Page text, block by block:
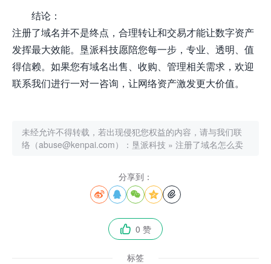
结论：
注册了域名并不是终点，合理转让和交易才能让数字资产
发挥最大效能。垦派科技愿陪您每一步，专业、透明、值
得信赖。如果您有域名出售、收购、管理相关需求，欢迎
联系我们进行一对一咨询，让网络资产激发更大价值。
未经允许不得转载，若出现侵犯您权益的内容，请与我们联
络（abuse@kenpai.com）： 垦派科技 » 注册了域名怎么卖
分享到：
    
 0 赞
标签